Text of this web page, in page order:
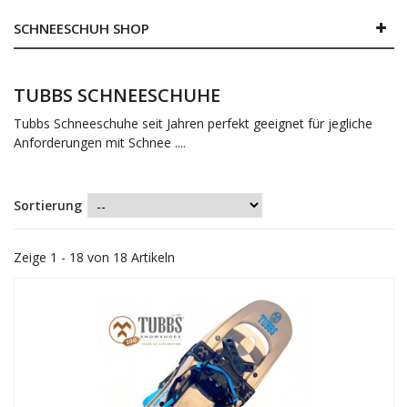
SCHNEESCHUH SHOP
TUBBS SCHNEESCHUHE
Tubbs Schneeschuhe seit Jahren perfekt geeignet für jegliche
Anforderungen mit Schnee ....
Sortierung
Zeige 1 - 18 von 18 Artikeln